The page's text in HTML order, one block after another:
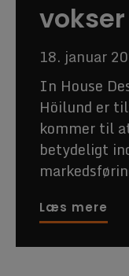
18. januar
In House
Höilund er
kommer til
betydeligt
Læs mere